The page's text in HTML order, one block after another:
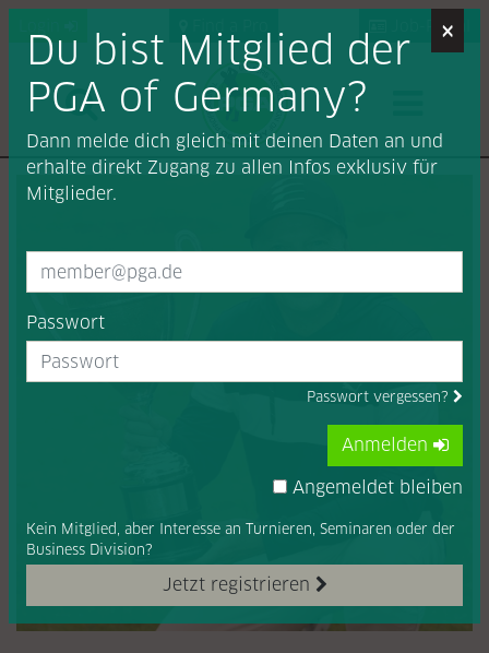
Job-Portal
×
Du bist Mitglied der
PGA of Germany?
Dann melde dich gleich mit deinen Daten an und
erhalte direkt Zugang zu allen Infos exklusiv für
Mitglieder.
Passwort
Passwort vergessen?
Jetzt registrieren
Kein Mitglied, aber Interesse an Turnieren, Seminaren oder der
Business Division?
Anmelden
Angemeldet bleiben